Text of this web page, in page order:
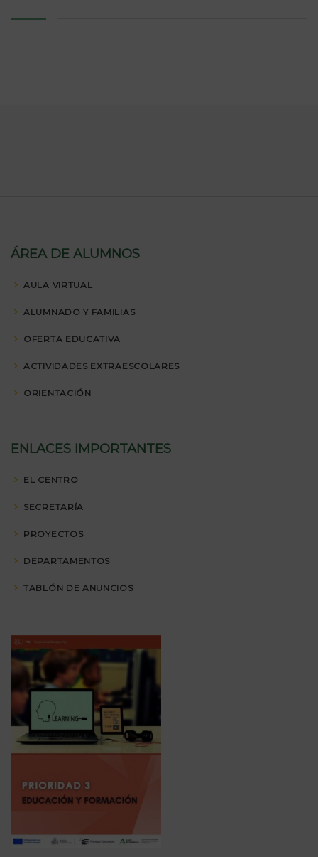
ÁREA DE ALUMNOS
AULA VIRTUAL
ALUMNADO Y FAMILIAS
OFERTA EDUCATIVA
ACTIVIDADES EXTRAESCOLARES
ORIENTACIÓN
ENLACES IMPORTANTES
EL CENTRO
SECRETARÍA
PROYECTOS
DEPARTAMENTOS
TABLÓN DE ANUNCIOS